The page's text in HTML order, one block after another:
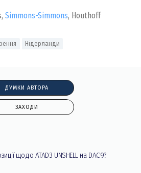
Simmons-Simmons, Houthoff
Нідерланди
ДУМКИ АВТОРА
ЗАХОДИ
щодо ATAD3 UNSHELL на DAC9?